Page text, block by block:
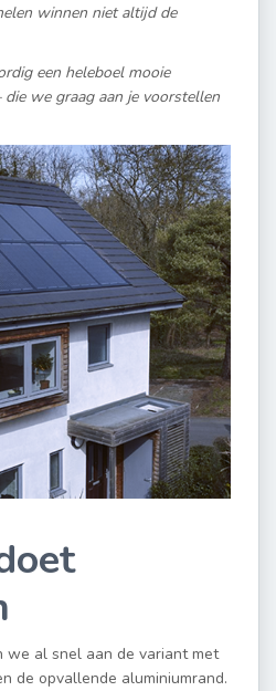
winnen niet altijd de
een heleboel mooie
we graag aan je voorstellen
we al snel aan de variant met
de opvallende aluminiumrand.